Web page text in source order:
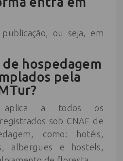
ou seja, em
hospedagem
pela
a todos os
sob CNAE de
como: hotéis,
albergues e hostels,